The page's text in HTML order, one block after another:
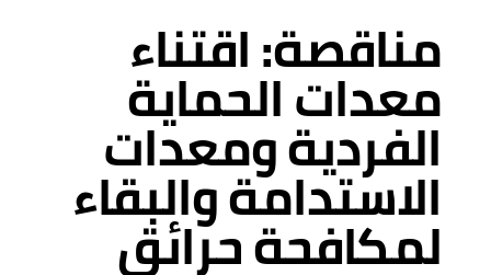
مناقصة: اقتناء
معدات الحماية
الفردية ومعدات
الاستدامة والبقاء
لمكافحة حرائق